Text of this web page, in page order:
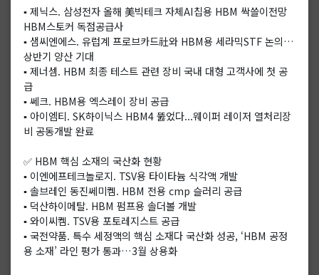
▪️ 제닉스. 삼성전자 올해 美빅테크 자체AI칩용 HBM 싹쓸이전망
HBM스토커 독점공급사
▪️ 샘씨엔에스. 유럽계 프로브카드社와 HBM용 세라믹STF 논의…
상반기 양산 기대
▪️ 제너셈. HBM 최종 테스트 관련 장비 국내 대형 고객사에 첫 공
급
▪️ 쎄크. HBM용 엑스레이 장비 공급
▪️ 아이엠티. SK하이닉스 HBM4 뚫었다...웨이퍼 레이저 열처리장
비 공동개발 완료
✅ HBM 핵심 소재의 국산화 현황
▪️ 이엔에프테크놀로지. TSV용 타이타늄 식각액 개발
▪️ 솔브레인 동진쎄미켐. HBM 전용 cmp 슬러리 공급
▪️ 덕산하이메탈. HBM 펌프용 솔더볼 개발
▪️ 와이씨켐. TSV용 포토레지스트 공급
▪️ 국전약품. 특수 세정액의 핵심 소재다 국산화 성공, ‘HBM 공정
용 소재’ 라인 평가 통과…3월 상용화